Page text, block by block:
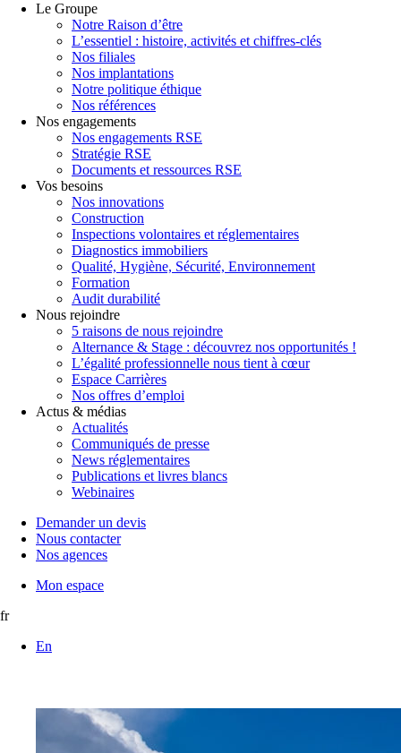
Le Groupe
Notre Raison d’être
L’essentiel : histoire, activités et chiffres-clés
Nos filiales
Nos implantations
Notre politique éthique
Nos références
Nos engagements
Nos engagements RSE
Stratégie RSE
Documents et ressources RSE
Vos besoins
Nos innovations
Construction
Inspections volontaires et réglementaires
Diagnostics immobiliers
Qualité, Hygiène, Sécurité, Environnement
Formation
Audit durabilité
Nous rejoindre
5 raisons de nous rejoindre
Alternance & Stage : découvrez nos opportunités !
L’égalité professionnelle nous tient à cœur
Espace Carrières
Nos offres d’emploi
Actus & médias
Actualités
Communiqués de presse
News réglementaires
Publications et livres blancs
Webinaires
Demander un devis
Nous contacter
Nos agences
Mon espace
fr
En